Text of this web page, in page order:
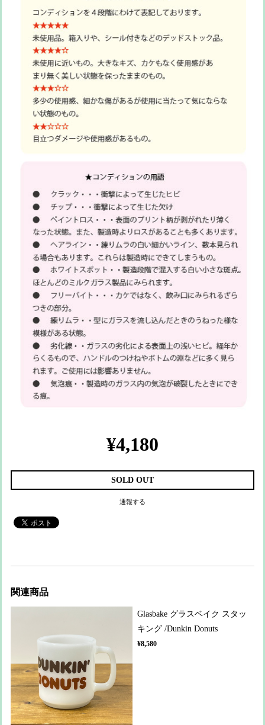
¥4,180
SOLD OUT
通報する
関連商品
Glasbake グラスベイク スタッ
キング /Dunkin Donuts
¥8,580